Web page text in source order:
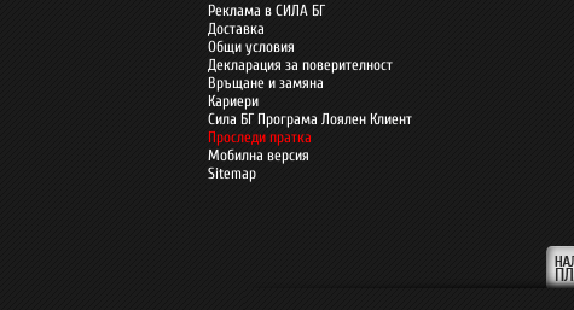
Реклама в СИЛА БГ
Доставка
Общи условия
Декларация за поверителност
Връщане и замяна
Кариери
Сила БГ Програма Лоялен Клиент
Проследи пратка
Мобилна версия
Sitemap